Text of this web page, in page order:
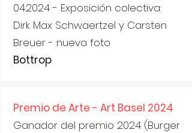
04.2024 - Exposición colectiva:
Dirk Max Schwaertzel y Carsten
Breuer - nueva foto
Bottrop
Premio de Arte - Art Basel 2024
Ganador del premio 2024 (Burger